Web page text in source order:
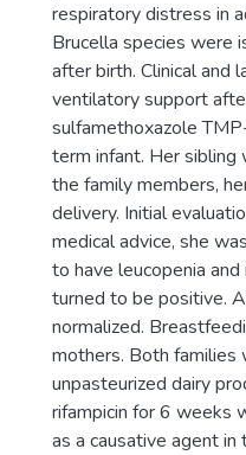
respiratory distress in
Brucella species were
after birth. Clinical and
ventilatory support
sulfamethoxazole
term infant. Her sibling
the family members,
delivery. Initial
medical advice, she
to have leucopenia
turned to be positive.
normalized.
mothers. Both families
unpasteurized dairy
rifampicin for 6 weeks
as a causative agent